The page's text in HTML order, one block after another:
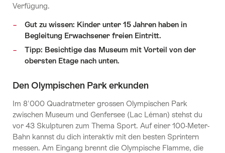
Verfügung.
Gut zu wissen: Kinder unter 15 Jahren haben in
Begleitung Erwachsener freien Eintritt.
Tipp: Besichtige das Museum mit Vorteil von der
obersten Etage nach unten.
Den Olympischen Park erkunden
Im 8'000 Quadratmeter grossen Olympischen Park
zwischen Museum und Genfersee (Lac Léman) stehst du
vor 43 Skulpturen zum Thema Sport. Auf einer 100-Meter-
Bahn kannst du dich interaktiv mit den besten Sprintern
messen. Am Eingang brennt die Olympische Flamme, die